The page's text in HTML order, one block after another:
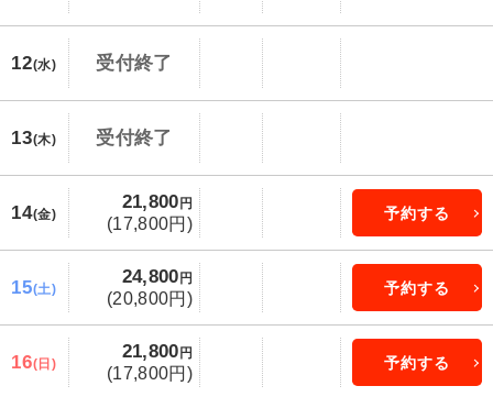
12(水) 受付終了
13(木) 受付終了
14(金)
21,800 円
(17,800円)
予約する
15(土)
24,800 円
(20,800円)
予約する
16(日)
21,800 円
(17,800円)
予約する